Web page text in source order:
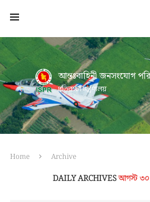
আন্তঃবাহিনী জনসংযোগ
প্রতিরক্ষা মন্ত্রণালয়
Home Archive
DAILY ARCHIVESআগস্ট